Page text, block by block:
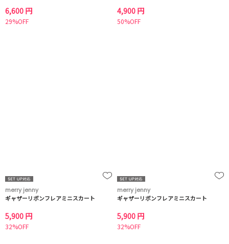
6,600 円
29%OFF
4,900 円
50%OFF
merry jenny
ギャザーリボンフレアミニスカート
5,900 円
32%OFF
merry jenny
ギャザーリボンフレアミニスカート
5,900 円
32%OFF